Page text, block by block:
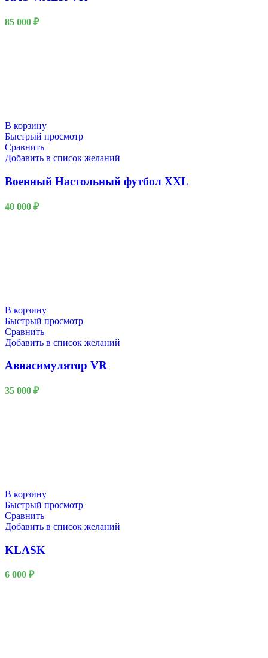
85 000 ₽
В корзину
Быстрый просмотр
Сравнить
Добавить в список желаний
Военный Настольный футбол XXL
40 000 ₽
В корзину
Быстрый просмотр
Сравнить
Добавить в список желаний
Авиасимулятор VR
35 000 ₽
В корзину
Быстрый просмотр
Сравнить
Добавить в список желаний
KLASK
6 000 ₽